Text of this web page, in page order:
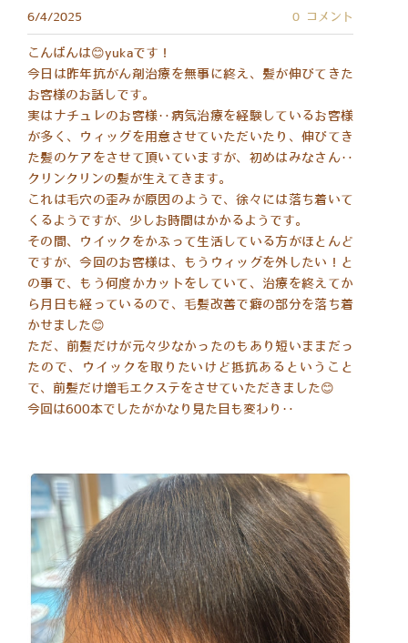
6/4/2025 0 コメント
こんばんは😊yukaです！
今日は昨年抗がん剤治療を無事に終え、髪が伸びてきた
お客様のお話しです。
実はナチュレのお客様‥病気治療を経験しているお客様
が多く、ウィッグを用意させていただいたり、伸びてき
た髪のケアをさせて頂いていますが、初めはみなさん‥
クリンクリンの髪が生えてきます。
これは毛穴の歪みが原因のようで、徐々には落ち着いて
くるようですが、少しお時間はかかるようです。
その間、ウイックをかぶって生活している方がほとんど
ですが、今回のお客様は、もうウィッグを外したい！と
の事で、もう何度かカットをしていて、治療を終えてか
ら月日も経っているので、毛髪改善で癖の部分を落ち着
かせました😊
ただ、前髪だけが元々少なかったのもあり短いままだっ
たので、ウイックを取りたいけど抵抗あるということ
で、前髪だけ増毛エクステをさせていただきました😊
今回は600本でしたがかなり見た目も変わり‥